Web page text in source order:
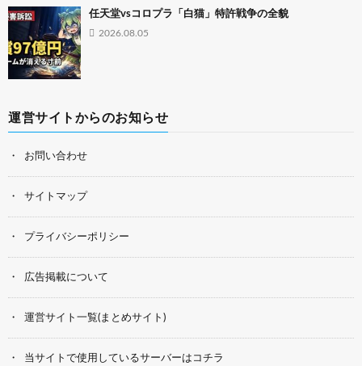
任天堂vsコロプラ「白猫」特許戦争の全貌
2026.08.05
運営サイトからのお知らせ
お問い合わせ
サイトマップ
プライバシーポリシー
広告掲載について
運営サイト一覧(まとめサイト)
当サイトで使用しているサーバーはコチラ